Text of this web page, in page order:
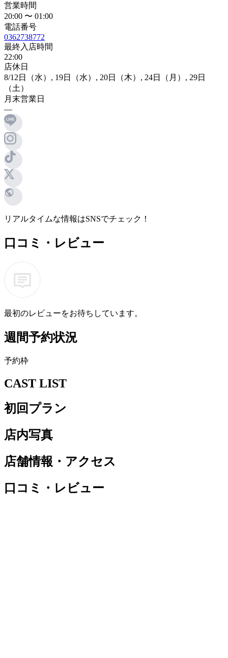
営業時間
20:00 〜 01:00
電話番号
0362738772
最終入店時間
22:00
店休日
8/12日 （水）, 19日 （水）, 20日 （木）, 24日 （月）, 29日
（土）
月末営業日
―
リアルタイムな情報はSNSでチェック！
口コミ・レビュー
最初のレビューをお待ちしています。
週間予約状況
予約枠
CAST LIST
初回プラン
店内写真
店舗情報・アクセス
口コミ・レビュー